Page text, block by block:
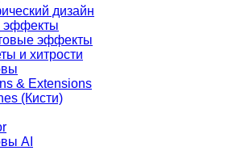
дизайн
эффекты
эффекты
и хитрости
& Extensions
(Кисти)
AI